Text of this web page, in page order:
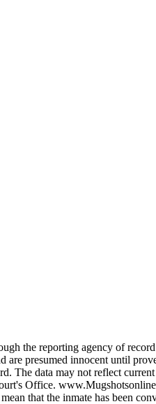
the reporting agency of
presumed innocent until
data may not reflect
Office.
that the inmate has been